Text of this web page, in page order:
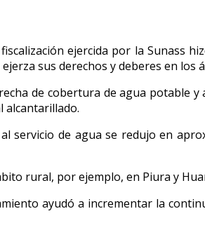
ejercida por la Sunass
sus derechos y deberes en
de cobertura de agua potable y
alcantarillado.
servicio de agua se redujo en
rural, por ejemplo, en Piura y
ayudó a incrementar la